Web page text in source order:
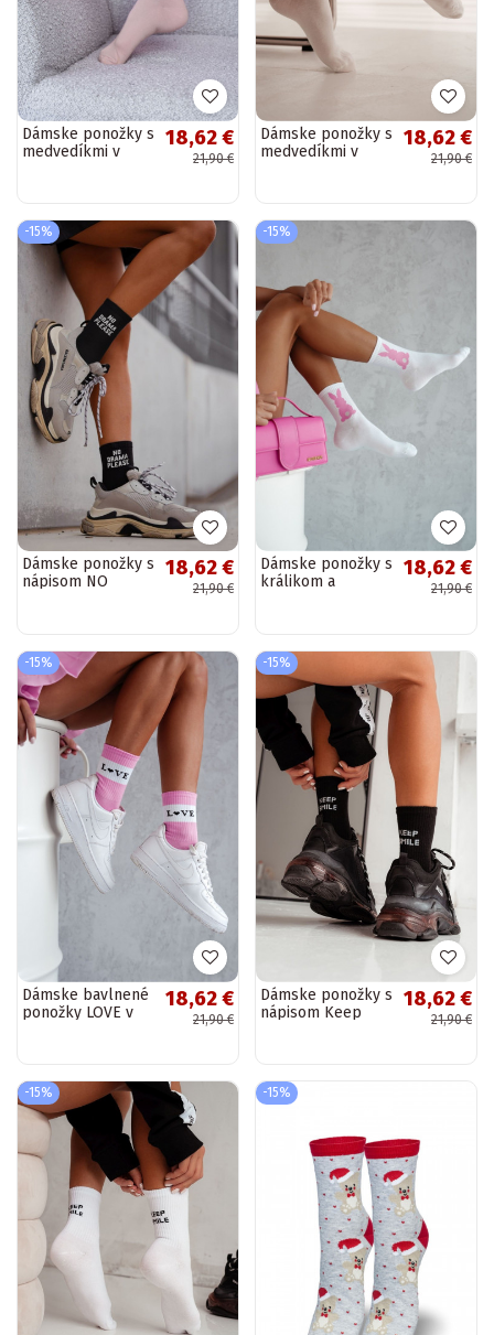
Dámske ponožky s
medvedíkmi v
18,62 €
21,90 €
Dámske ponožky s
medvedíkmi v
18,62 €
21,90 €
-15%
Dámske ponožky s
nápisom NO
18,62 €
21,90 €
-15%
Dámske ponožky s
králikom a
18,62 €
21,90 €
-15%
Dámske bavlnené
ponožky LOVE v
18,62 €
21,90 €
-15%
Dámske ponožky s
nápisom Keep
18,62 €
21,90 €
-15% -15%